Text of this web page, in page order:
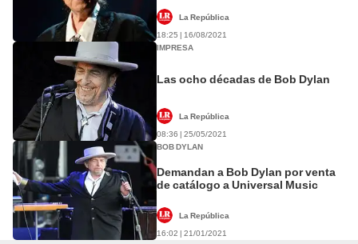
La República
18:25 | 16/08/2021
IMPRESA
Las ocho décadas de Bob Dylan
La República
08:36 | 25/05/2021
BOB DYLAN
Demandan a Bob Dylan por venta
de catálogo a Universal Music
La República
16:02 | 21/01/2021